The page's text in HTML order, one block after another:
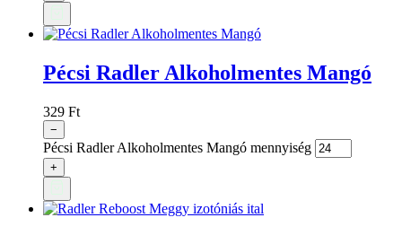
Pécsi Radler Alkoholmentes Mangó
329 Ft
−
Pécsi Radler Alkoholmentes Mangó mennyiség
+